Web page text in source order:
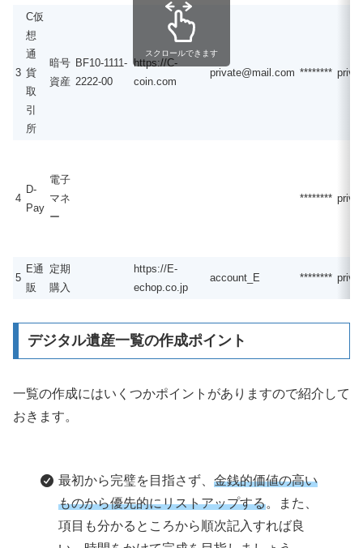
3
C仮
想
通
貨
取
引
所
暗号
資産
BF10-1111-
2222-00
https://C-
coin.com
private@mail.com ********
4
D-
Pay
電子
マネ
ー
********
5
E通
販
定期
購入
https://E-
echop.co.jp
account_E ********
スクロールできます
デジタル遺産一覧の作成ポイント
一覧の作成にはいくつかポイントがありますので紹介して
おきます。
最初から完璧を目指さず、金銭的価値の高い
ものから優先的にリストアップする。また、
項目も分かるところから順次記入すれば良